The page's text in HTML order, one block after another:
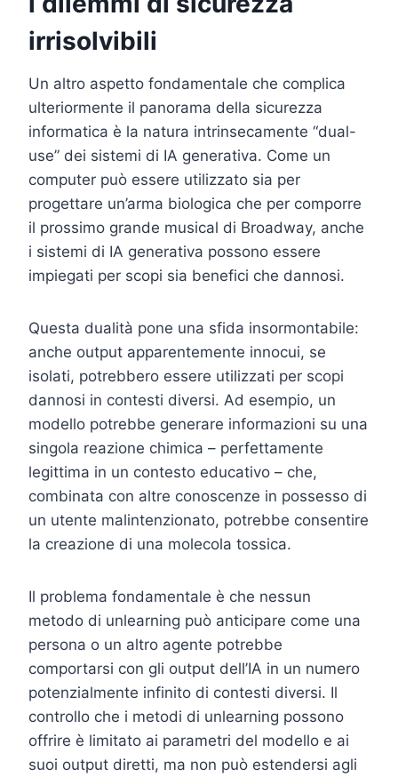
irrisolvibili
Un altro aspetto fondamentale che complica
ulteriormente il panorama della sicurezza
informatica è la natura intrinsecamente “dual-
use” dei sistemi di IA generativa. Come un
computer può essere utilizzato sia per
progettare un’arma biologica che per comporre
il prossimo grande musical di Broadway, anche
i sistemi di IA generativa possono essere
impiegati per scopi sia benefici che dannosi.
Questa dualità pone una sfida insormontabile:
anche output apparentemente innocui, se
isolati, potrebbero essere utilizzati per scopi
dannosi in contesti diversi. Ad esempio, un
modello potrebbe generare informazioni su una
singola reazione chimica – perfettamente
legittima in un contesto educativo – che,
combinata con altre conoscenze in possesso di
un utente malintenzionato, potrebbe consentire
la creazione di una molecola tossica.
Il problema fondamentale è che nessun
metodo di unlearning può anticipare come una
persona o un altro agente potrebbe
comportarsi con gli output dell’IA in un numero
potenzialmente infinito di contesti diversi. Il
controllo che i metodi di unlearning possono
offrire è limitato ai parametri del modello e ai
suoi output diretti, ma non può estendersi agli